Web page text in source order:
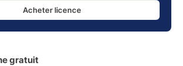
Acheter licence
gratuit